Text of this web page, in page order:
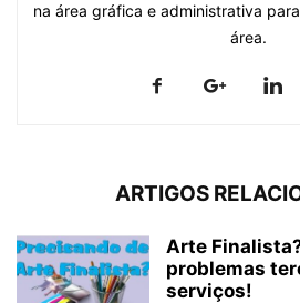
na área gráfica e administrativa
área.
ARTIGOS
Arte
problemas
serviços!